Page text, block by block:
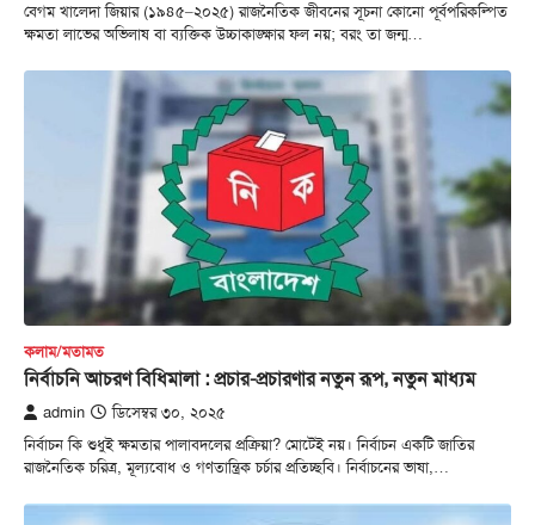
বেগম খালেদা জিয়ার (১৯৪৫–২০২৫) রাজনৈতিক জীবনের সূচনা কোনো পূর্বপরিকল্পিত
ক্ষমতা লাভের অভিলাষ বা ব্যক্তিক উচ্চাকাঙ্ক্ষার ফল নয়; বরং তা জন্ম…
কলাম/মতামত
নির্বাচনি আচরণ বিধিমালা : প্রচার-প্রচারণার নতুন রূপ, নতুন মাধ্যম
admin
ডিসেম্বর ৩০, ২০২৫
নির্বাচন কি শুধুই ক্ষমতার পালাবদলের প্রক্রিয়া? মোটেই নয়। নির্বাচন একটি জাতির
রাজনৈতিক চরিত্র, মূল্যবোধ ও গণতান্ত্রিক চর্চার প্রতিচ্ছবি। নির্বাচনের ভাষা,…